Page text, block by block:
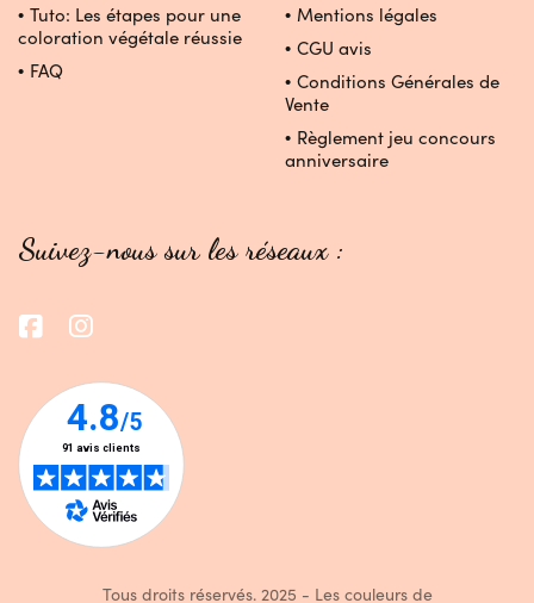
Tuto: Les étapes pour une
coloration végétale réussie
FAQ
Mentions légales
CGU avis
Conditions Générales de
Vente
Règlement jeu concours
anniversaire
Suivez-nous sur les réseaux :
Tous droits réservés. 2025 - Les couleurs de